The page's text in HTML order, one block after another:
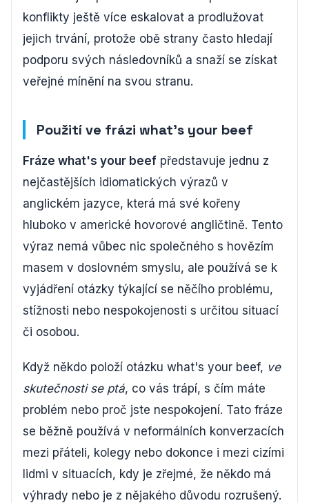
konflikty ještě více eskalovat a prodlužovat
jejich trvání, protože obě strany často hledají
podporu svých následovníků a snaží se získat
veřejné mínění na svou stranu.
Použití ve frázi what's your beef
Fráze what's your beef představuje jednu z
nejčastějších idiomatických výrazů v
anglickém jazyce, která má své kořeny
hluboko v americké hovorové angličtině. Tento
výraz nemá vůbec nic společného s hovězím
masem v doslovném smyslu, ale používá se k
vyjádření otázky týkající se něčího problému,
stížnosti nebo nespokojenosti s určitou situací
či osobou.
Když někdo položí otázku what's your beef, ve
skutečnosti se ptá, co vás trápí, s čím máte
problém nebo proč jste nespokojení. Tato fráze
se běžně používá v neformálních konverzacích
mezi přáteli, kolegy nebo dokonce i mezi cizími
lidmi v situacích, kdy je zřejmé, že někdo má
výhrady nebo je z nějakého důvodu rozrušený.